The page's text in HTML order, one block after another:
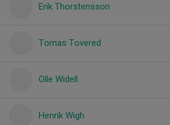
Erik Thorstensson
Tomas Tovered
Olle Widell
Henrik Wigh